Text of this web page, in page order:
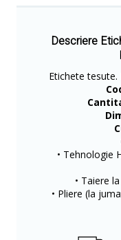
Descriere
Etichete
• Tehnologie
• Taiere
• Pliere (la